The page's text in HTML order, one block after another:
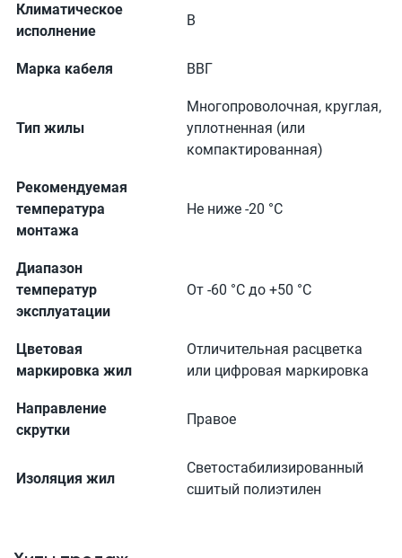
Климатическое
исполнение
В
Марка кабеля ВВГ
Тип жилы
Многопроволочная, круглая,
уплотненная (или
компактированная)
Рекомендуемая
температура
монтажа
Не ниже -20 °С
Диапазон
температур
эксплуатации
От -60 °С до +50 °С
Цветовая
маркировка жил
Отличительная расцветка
или цифровая маркировка
Направление
скрутки
Правое
Изоляция жил
Светостабилизированный
сшитый полиэтилен